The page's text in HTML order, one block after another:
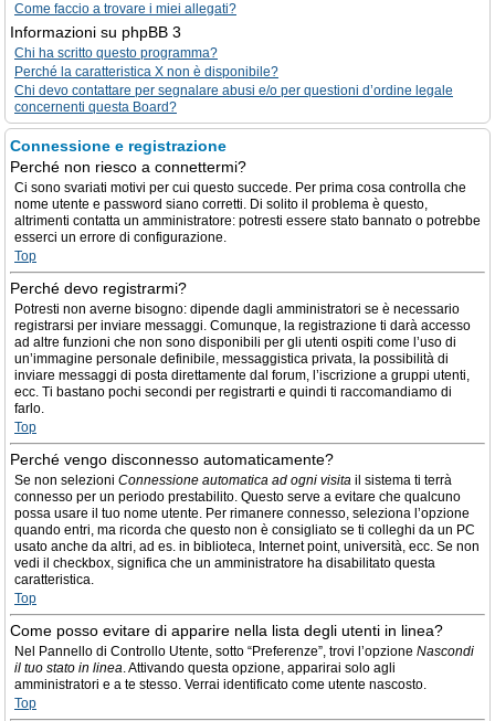
Come faccio a trovare i miei allegati?
Informazioni su phpBB 3
Chi ha scritto questo programma?
Perché la caratteristica X non è disponibile?
Chi devo contattare per segnalare abusi e/o per questioni d’ordine legale
concernenti questa Board?
Connessione e registrazione
Perché non riesco a connettermi?
Ci sono svariati motivi per cui questo succede. Per prima cosa controlla che
nome utente e password siano corretti. Di solito il problema è questo,
altrimenti contatta un amministratore: potresti essere stato bannato o potrebbe
esserci un errore di configurazione.
Top
Perché devo registrarmi?
Potresti non averne bisogno: dipende dagli amministratori se è necessario
registrarsi per inviare messaggi. Comunque, la registrazione ti darà accesso
ad altre funzioni che non sono disponibili per gli utenti ospiti come l’uso di
un’immagine personale definibile, messaggistica privata, la possibilità di
inviare messaggi di posta direttamente dal forum, l’iscrizione a gruppi utenti,
ecc. Ti bastano pochi secondi per registrarti e quindi ti raccomandiamo di
farlo.
Top
Perché vengo disconnesso automaticamente?
Se non selezioni Connessione automatica ad ogni visita il sistema ti terrà
connesso per un periodo prestabilito. Questo serve a evitare che qualcuno
possa usare il tuo nome utente. Per rimanere connesso, seleziona l’opzione
quando entri, ma ricorda che questo non è consigliato se ti colleghi da un PC
usato anche da altri, ad es. in biblioteca, Internet point, università, ecc. Se non
vedi il checkbox, significa che un amministratore ha disabilitato questa
caratteristica.
Top
Come posso evitare di apparire nella lista degli utenti in linea?
Nel Pannello di Controllo Utente, sotto “Preferenze”, trovi l’opzione Nascondi
il tuo stato in linea. Attivando questa opzione, apparirai solo agli
amministratori e a te stesso. Verrai identificato come utente nascosto.
Top